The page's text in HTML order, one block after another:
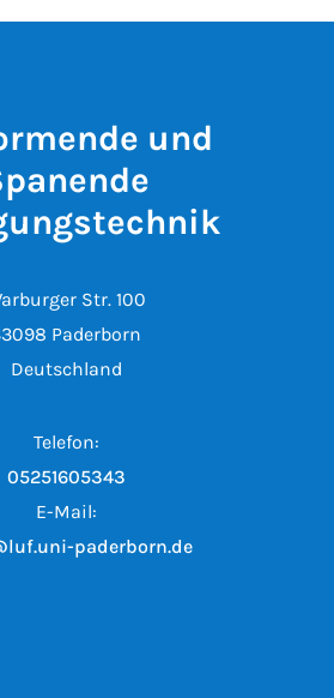
und
Str. 100
Paderborn
Deutschland
Telefon:
05251605343
E-Mail:
paderborn.de